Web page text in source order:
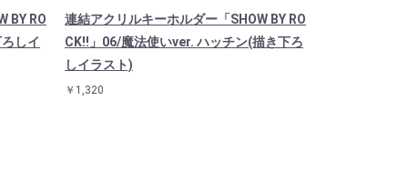
BY RO
しイ
連結アクリルキーホルダー「SHOW BY RO
CK!!」06/魔法使いver. ハッチン(描き下ろ
しイラスト)
￥1,320